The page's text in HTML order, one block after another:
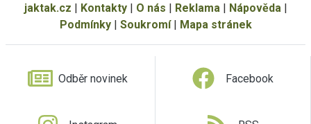
jaktak.cz | Kontakty| O nás | Reklama| Nápověda|
Podmínky| Soukromí| Mapa stránek
Odběr novinek Facebook